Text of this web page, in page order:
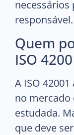
necessários
responsável.
Quem
ISO
A ISO
no mercado
estudada.
que deve